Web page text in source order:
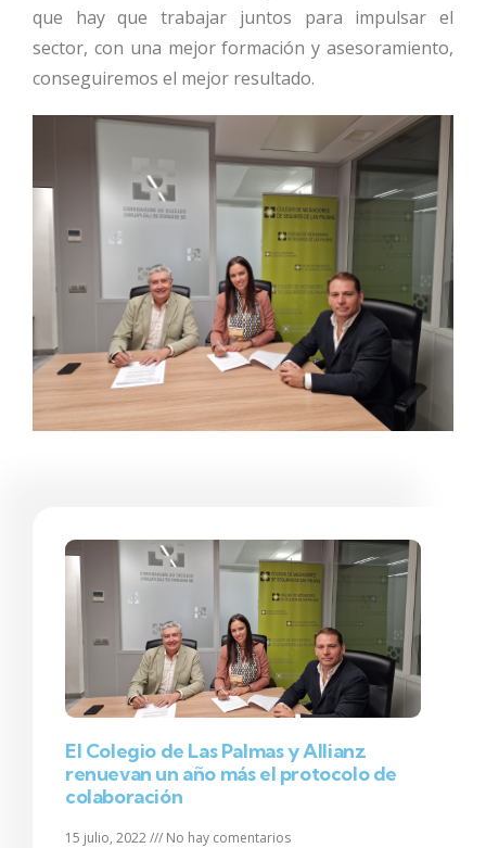
que hay que trabajar juntos para impulsar el
sector, con una mejor formación y asesoramiento,
conseguiremos el mejor resultado.
El Colegio de Las Palmas y Allianz
renuevan un año más el protocolo de
colaboración
15 julio, 2022 No hay comentarios